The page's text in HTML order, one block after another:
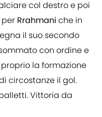
col destro e poi
Rrahmani che in
il suo secondo
con ordine e
la formazione
circostanze il gol.
Vittoria da